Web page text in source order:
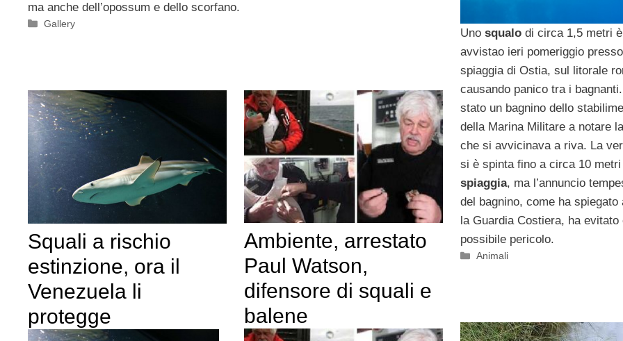
ma anche dell’opossum e dello scorfano.
Categorie
Gallery
Uno squalodi circa 1,5 metri
avvistao ieri pomeriggio
spiaggia di Ostia, sul litorale
causando panico tra i bagnanti.
stato un bagnino dello
della Marina Militare a notare
che si avvicinava a riva. La
si è spinta fino a circa 10
spiaggia, ma l’annuncio
del bagnino, come ha spiegato
la Guardia Costiera, ha evitato
possibile pericolo.
Categorie
Animali
Squali a rischio
estinzione, ora il
Venezuela li
protegge
Ambiente, arrestato
Paul Watson,
difensore di squali e
balene